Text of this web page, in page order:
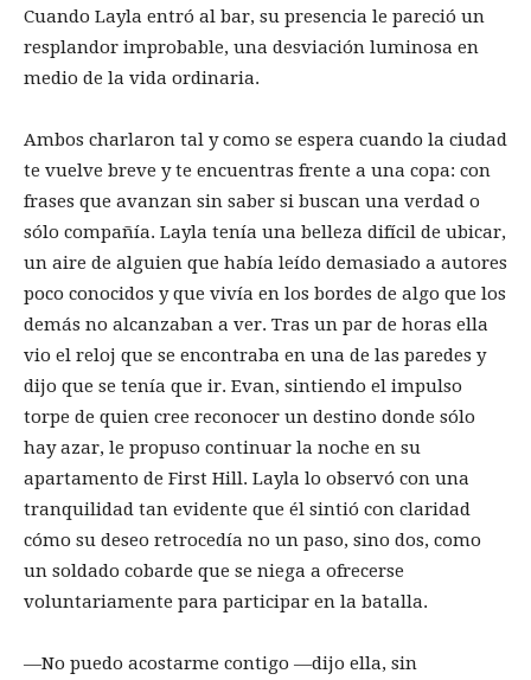
Cuando Layla entró al bar, su presencia le pareció un
resplandor improbable, una desviación luminosa en
medio de la vida ordinaria.
Ambos charlaron tal y como se espera cuando la ciudad
te vuelve breve y te encuentras frente a una copa: con
frases que avanzan sin saber si buscan una verdad o
sólo compañía. Layla tenía una belleza difícil de ubicar,
un aire de alguien que había leído demasiado a autores
poco conocidos y que vivía en los bordes de algo que los
demás no alcanzaban a ver. Tras un par de horas ella
vio el reloj que se encontraba en una de las paredes y
dijo que se tenía que ir. Evan, sintiendo el impulso
torpe de quien cree reconocer un destino donde sólo
hay azar, le propuso continuar la noche en su
apartamento de First Hill. Layla lo observó con una
tranquilidad tan evidente que él sintió con claridad
cómo su deseo retrocedía no un paso, sino dos, como
un soldado cobarde que se niega a ofrecerse
voluntariamente para participar en la batalla.
—No puedo acostarme contigo —dijo ella, sin